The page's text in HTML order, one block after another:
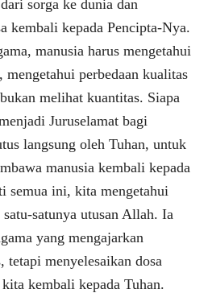
sorga ke dunia dan
kembali kepada Pencipta-Nya.
manusia harus mengetahui
mengetahui perbedaan kualitas
melihat kuantitas. Siapa
Juruselamat bagi
langsung oleh Tuhan, untuk
manusia kembali kepada
semua ini, kita mengetahui
satunya utusan Allah. Ia
yang mengajarkan
tetapi menyelesaikan dosa
kembali kepada Tuhan.